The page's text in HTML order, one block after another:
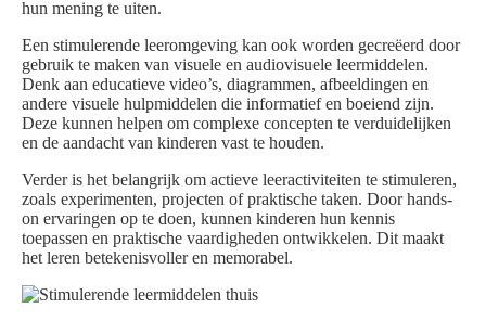
hun mening te uiten.
Een stimulerende leeromgeving kan ook worden gecreëerd door
gebruik te maken van visuele en audiovisuele leermiddelen.
Denk aan educatieve video’s, diagrammen, afbeeldingen en
andere visuele hulpmiddelen die informatief en boeiend zijn.
Deze kunnen helpen om complexe concepten te verduidelijken
en de aandacht van kinderen vast te houden.
Verder is het belangrijk om actieve leeractiviteiten te stimuleren,
zoals experimenten, projecten of praktische taken. Door hands-
on ervaringen op te doen, kunnen kinderen hun kennis
toepassen en praktische vaardigheden ontwikkelen. Dit maakt
het leren betekenisvoller en memorabel.